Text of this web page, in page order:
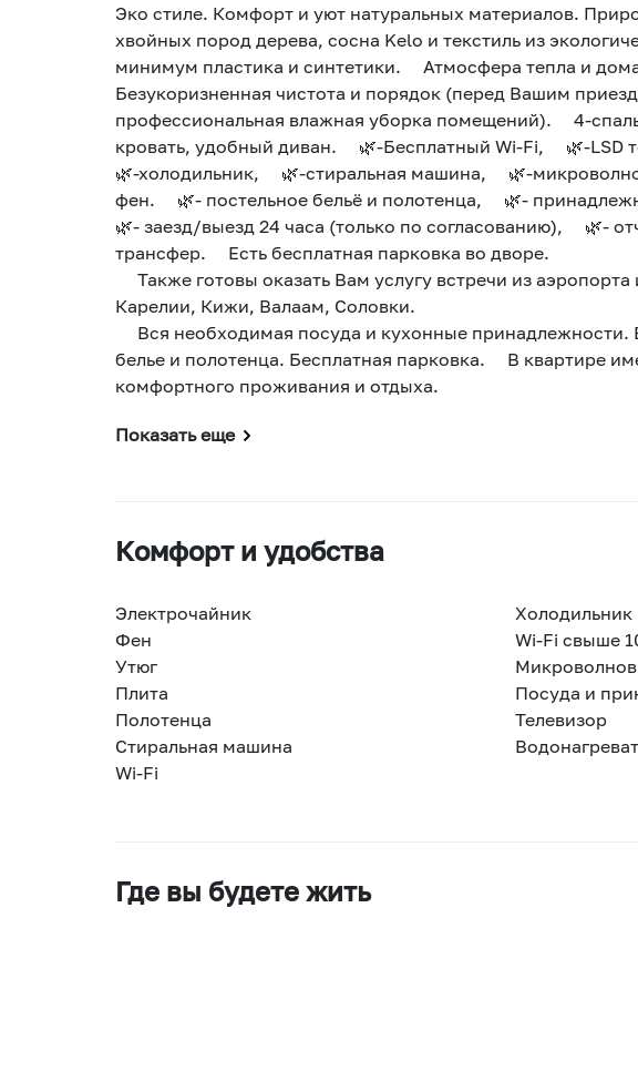
Эко стилe. Комфорт и уют натуральных материалов.
хвойных пород дерева, сосна Kelo и текстиль из
минимум пластика и синтетики. Атмосфера тепла и
Безукоризненная чистота и порядок (перед Вашим
профессиональная влажная уборка помещений). 4-
кровать, удобный диван. 🌿-Бесплатный Wi-Fi, 🌿-LSD
🌿-холодильник, 🌿-стиральная машина, 🌿-
фен. 🌿- постельное бельё и полотенца, 🌿-
🌿- заезд/выезд 24 часа (только по согласованию), 🌿-
трансфер. Есть бесплатная парковка во дворе.
Также готовы оказать Вам услугу встречи из аэропорта
Карелии, Кижи, Валаам, Соловки.
Вся необходимая посуда и кухонные принадлежности.
белье и полотенца. Бесплатная парковка. В квартире
комфортного проживания и отдыха.
Показать еще
Комфорт и удобства
Электрочайник
Холодильник
Фен
Wi-Fi свыше
Утюг
Плита
Посуда и
Полотенца
Телевизор
Стиральная машина
Wi-Fi
Где вы будете жить